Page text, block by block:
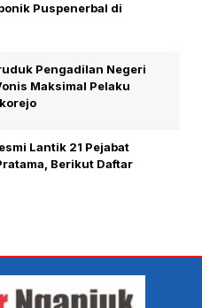
Puspenerbal di
Pengadilan Negeri
Maksimal Pelaku
Lantik 21 Pejabat
Berikut Daftar